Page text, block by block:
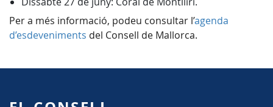
Per a més informació, podeu consultar l’agenda
d’esdeveniments del Consell de Mallorca.